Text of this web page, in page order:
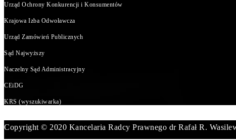
Urząd Ochrony Konkurencji i Konsumentów
Krajowa Izba Odwoławcza
Urząd Zamówień Publicznych
Sąd Najwyższy
Naczelny Sąd Administracyjny
CEiDG
KRS (wyszukiwarka)
Copyright © 2020 Kancelaria Radcy Prawnego dr Rafał R.